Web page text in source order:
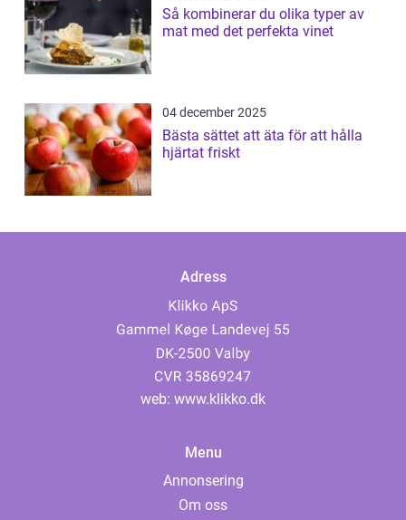
Så kombinerar du olika typer av
mat med det perfekta vinet
04 december 2025
Bästa sättet att äta för att hålla
hjärtat friskt
Adress
web: www.klikko.dk
Menu
Annonsering
Om oss